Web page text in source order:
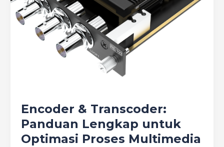
Encoder & Transcoder:
Panduan Lengkap untuk
Optimasi Proses Multimedia